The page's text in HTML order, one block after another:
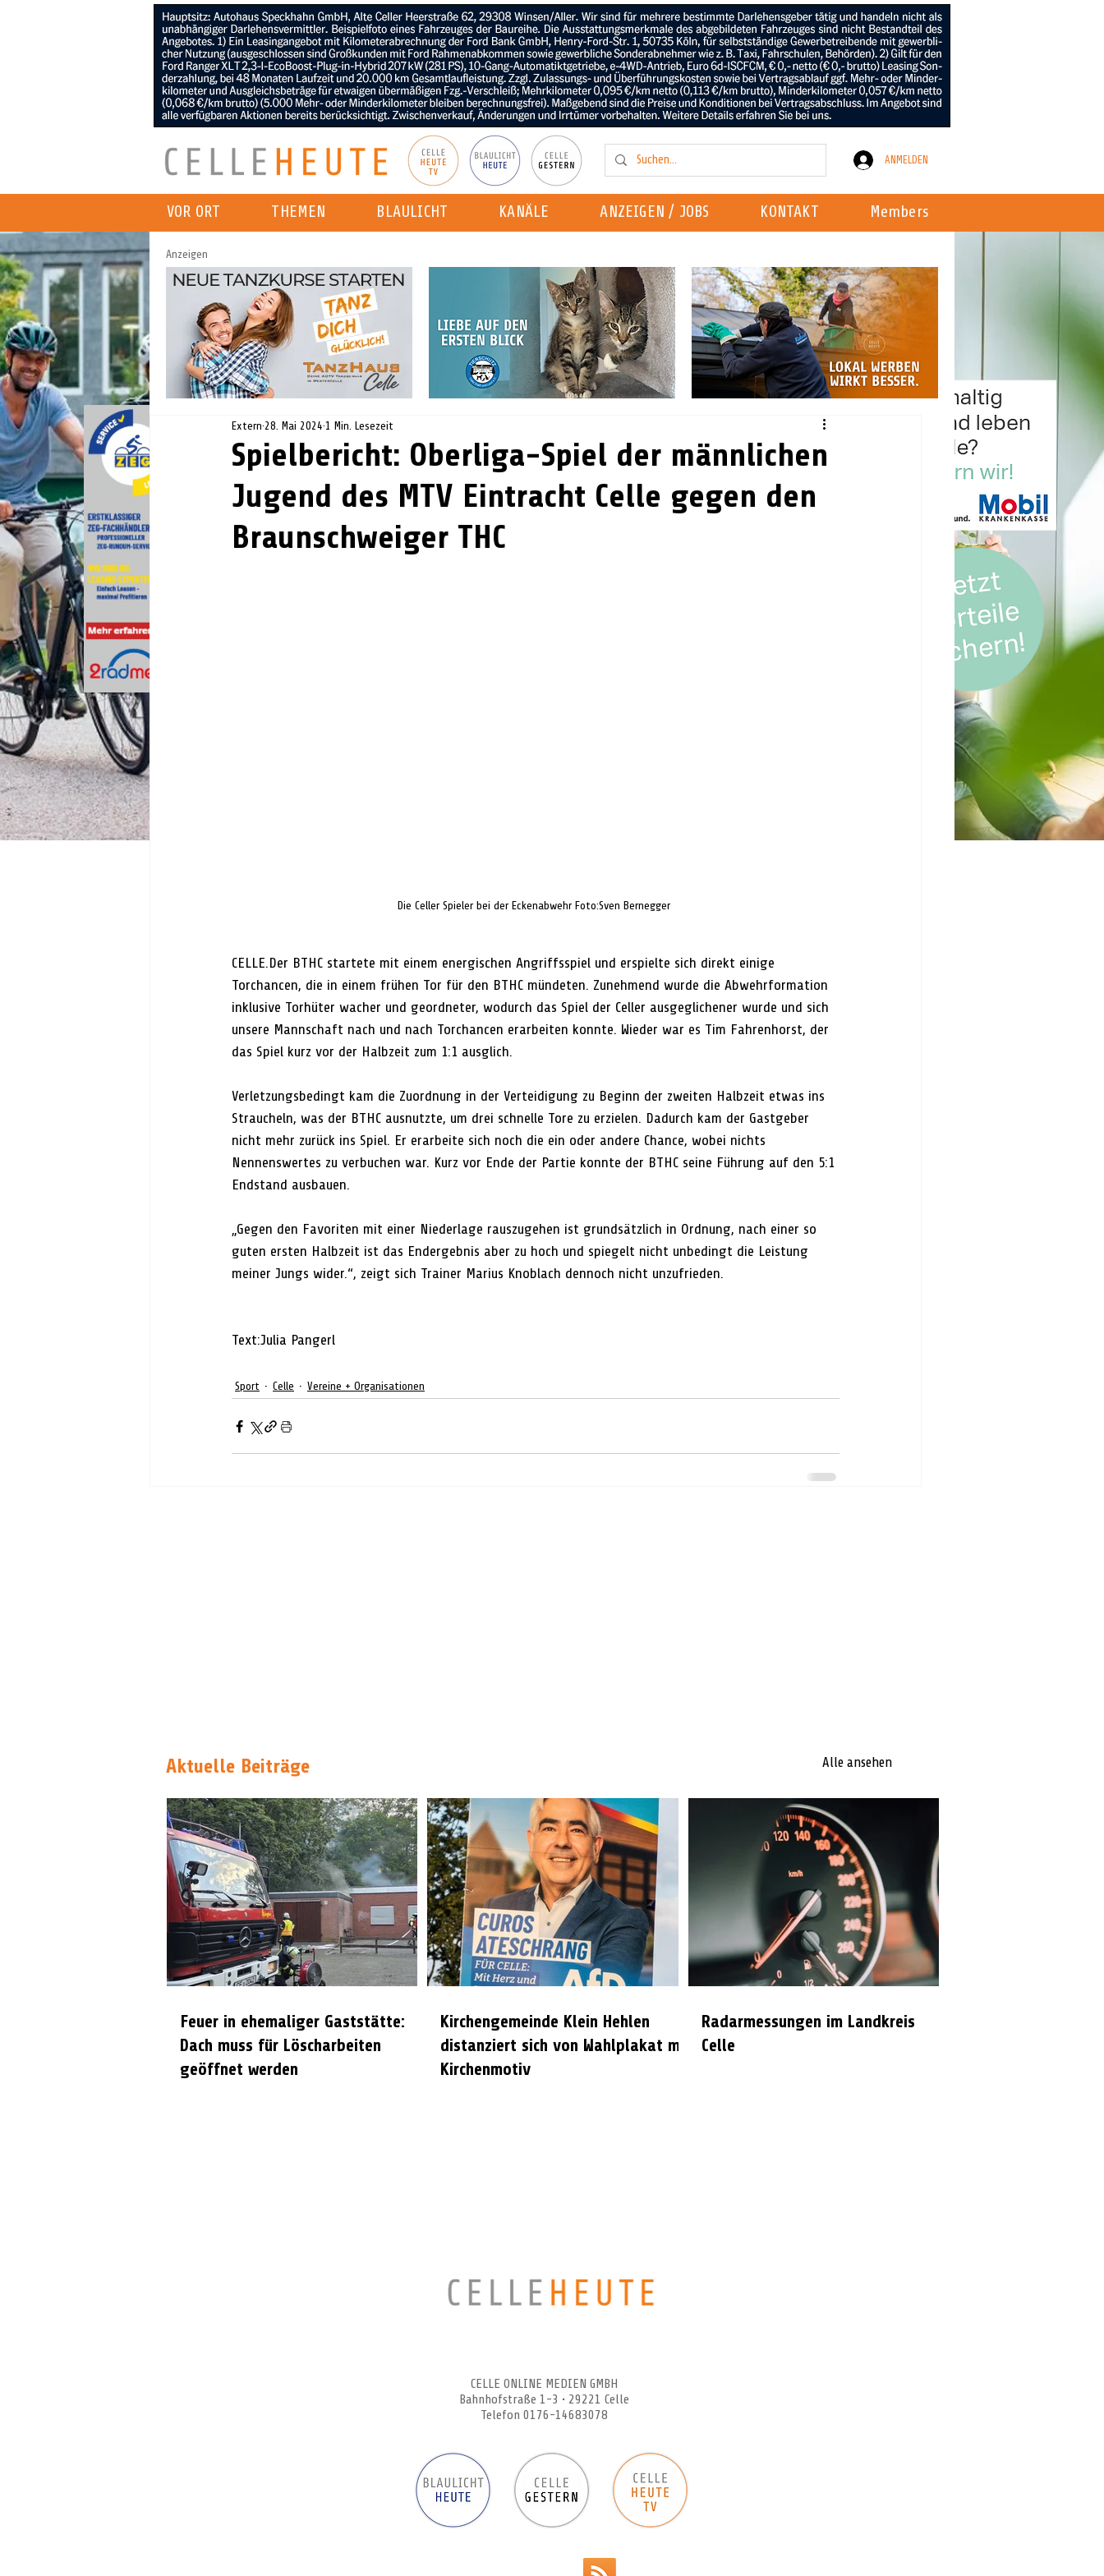
ANMELDEN
VOR ORT THEMEN BLAULICHT KANÄLE ANZEIGEN / JOBS KONTAKT Members
Anzeigen
Spielbericht: Oberliga-Spiel der männlichen
Jugend des MTV Eintracht Celle gegen den
Braunschweiger THC
Extern 28. Mai 2024 1 Min. Lesezeit
Die Celler Spieler bei der Eckenabwehr Foto:Sven Bernegger
CELLE.Der BTHC startete mit einem energischen Angriffsspiel und erspielte sich direkt einige
Torchancen, die in einem frühen Tor für den BTHC mündeten. Zunehmend wurde die Abwehrformation
inklusive Torhüter wacher und geordneter, wodurch das Spiel der Celler ausgeglichener wurde und sich
unsere Mannschaft nach und nach Torchancen erarbeiten konnte. Wieder war es Tim Fahrenhorst, der
das Spiel kurz vor der Halbzeit zum 1:1 ausglich.
Verletzungsbedingt kam die Zuordnung in der Verteidigung zu Beginn der zweiten Halbzeit etwas ins
Straucheln, was der BTHC ausnutzte, um drei schnelle Tore zu erzielen. Dadurch kam der Gastgeber
nicht mehr zurück ins Spiel. Er erarbeite sich noch die ein oder andere Chance, wobei nichts
Nennenswertes zu verbuchen war. Kurz vor Ende der Partie konnte der BTHC seine Führung auf den 5:1
Endstand ausbauen.
„Gegen den Favoriten mit einer Niederlage rauszugehen ist grundsätzlich in Ordnung, nach einer so
guten ersten Halbzeit ist das Endergebnis aber zu hoch und spiegelt nicht unbedingt die Leistung
meiner Jungs wider.“, zeigt sich Trainer Marius Knoblach dennoch nicht unzufrieden.
Text:Julia Pangerl
Sport Celle Vereine + Organisationen
Aktuelle Beiträge Alle ansehen
Feuer in ehemaliger Gaststätte:
Dach muss für Löscharbeiten
geöffnet werden
Kirchengemeinde Klein Hehlen
distanziert sich von Wahlplakat mit
Kirchenmotiv
Radarmessungen im Landkreis
Celle
CELLE ONLINE MEDIEN GMBH
Bahnhofstraße 1-3 • 29221 Celle
Telefon 0176-14683078